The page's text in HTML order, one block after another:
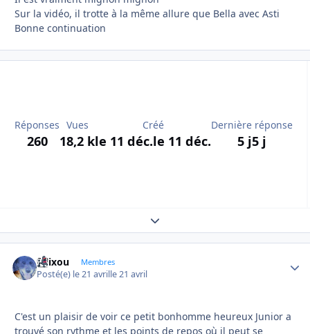
Sur la vidéo, il trotte à la même allure que Bella avec Asti
Bonne continuation
Réponses
260
Vues
18,2 k
Créé
le 11 déc.le 11 déc.
Dernière réponse
5 j5 j
Expand topic overview
felixou Membres
Posté(e) le 21 avrille 21 avril
C'est un plaisir de voir ce petit bonhomme heureux Junior a
trouvé son rythme et les points de repos où il peut se